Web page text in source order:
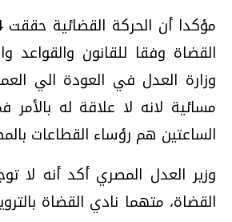
القضاة وفقا للقانون والقواعد
مسائية لانه لا علاقة له
الساعتين هم رؤساء القطاعات
وزير العدل المصري أكد أنه لا
القضاة، متهما نادي القضاة